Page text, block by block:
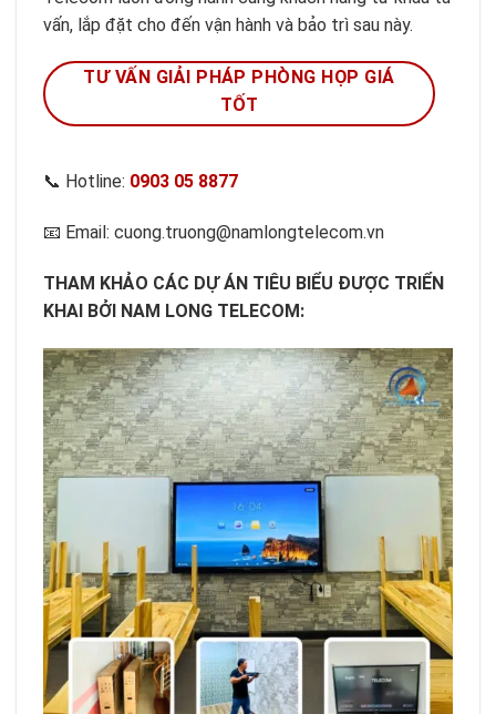
vấn, lắp đặt cho đến vận hành và bảo trì sau này.
TƯ VẤN GIẢI PHÁP PHÒNG HỌP GIÁ
TỐT
📞 Hotline: 0903 05 8877
📧 Email: cuong.truong@namlongtelecom.vn
THAM KHẢO CÁC DỰ ÁN TIÊU BIỂU ĐƯỢC TRIỂN
KHAI BỞI NAM LONG TELECOM: